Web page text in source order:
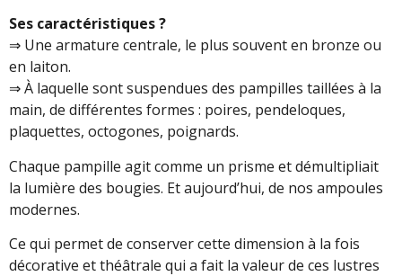
Ses caractéristiques ?
⇒ Une armature centrale, le plus souvent en bronze ou
en laiton.
⇒ À laquelle sont suspendues des pampilles taillées à la
main, de différentes formes : poires, pendeloques,
plaquettes, octogones, poignards.
Chaque pampille agit comme un prisme et démultipliait
la lumière des bougies. Et aujourd’hui, de nos ampoules
modernes.
Ce qui permet de conserver cette dimension à la fois
décorative et théâtrale qui a fait la valeur de ces lustres